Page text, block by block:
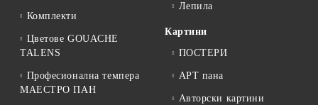
Комплекти
Цветове GOUACHE
TALENS
Професионална темпера
МАЕСТРО ПАН
Лепила
Картини
ПОСТЕРИ
АРТ пана
Авторски картини